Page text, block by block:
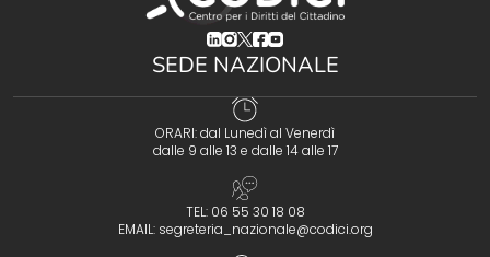
(opens in a new tab)
(opens in a new tab)
(opens in a new tab)
(opens in a new tab)
(opens in a new tab)
SEDE NAZIONALE
ORARI: dal Lunedì al Venerdì
dalle 9 alle 13 e dalle 14 alle 17
TEL: 06 55 30 18 08
EMAIL: segreteria_nazionale@codici.org